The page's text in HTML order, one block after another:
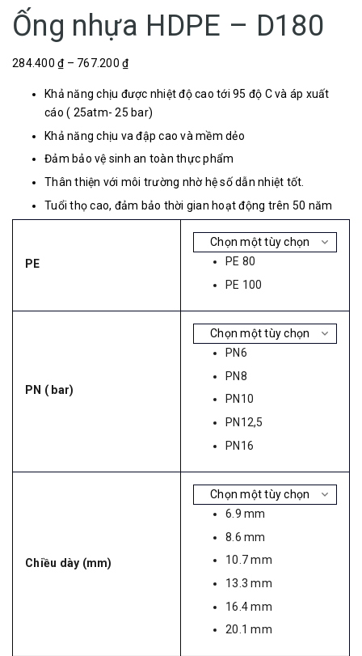
Ống nhựa HDPE – D180
284.400 ₫ – 767.200 ₫
Khả năng chịu được nhiệt độ cao tới 95 độ C và áp xuất
cáo ( 25atm- 25 bar)
Khả năng chịu va đập cao và mềm dẻo
Đảm bảo vệ sinh an toàn thực phẩm
Thân thiện với môi trường nhờ hệ số dẫn nhiệt tốt.
Tuổi thọ cao, đảm bảo thời gian hoạt động trên 50 năm
PE
PE 80
PE 100
PN ( bar)
PN6
PN8
PN10
PN12,5
PN16
Chiều dày (mm)
6.9 mm
8.6 mm
10.7 mm
13.3 mm
16.4 mm
20.1 mm